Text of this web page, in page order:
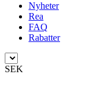
Nyheter
Rea
FAQ
Rabatter
SEK